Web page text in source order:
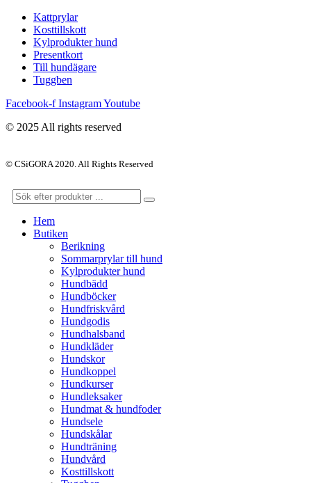
Kattprylar
Kosttillskott
Kylprodukter hund
Presentkort
Till hundägare
Tuggben
Facebook-f InstagramYoutube
© 2025 All rights reserved
© CSiGORA 2020. All Rights Reserved
Hem
Butiken
Berikning
Sommarprylar till hund
Kylprodukter hund
Hundbädd
Hundböcker
Hundfriskvård
Hundgodis
Hundhalsband
Hundkläder
Hundskor
Hundkoppel
Hundkurser
Hundleksaker
Hundmat & hundfoder
Hundsele
Hundskålar
Hundträning
Hundvård
Kosttillskott